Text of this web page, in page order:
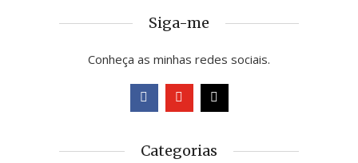
Siga-me
Conheça as minhas redes sociais.
Categorias